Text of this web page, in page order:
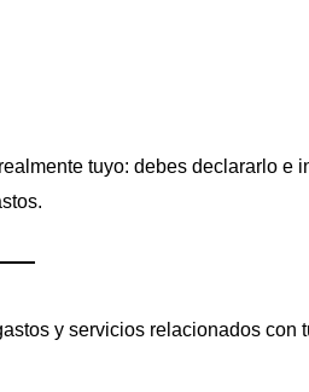
tuyo: debes declararlo e
y servicios relacionados con